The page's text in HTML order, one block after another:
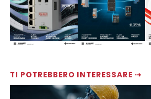
TI POTREBBERO INTERESSARE ⇢